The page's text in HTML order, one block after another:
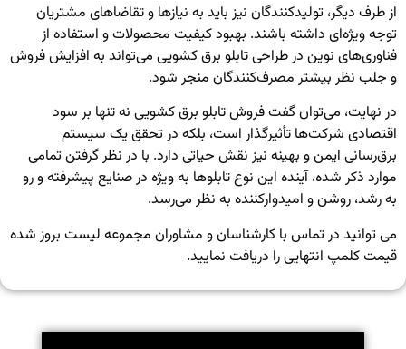
از طرف دیگر، تولیدکنندگان نیز باید به نیازها و تقاضاهای مشتریان
توجه ویژه‌ای داشته باشند. بهبود کیفیت محصولات و استفاده از
فناوری‌های نوین در طراحی تابلو برق کشویی می‌تواند به افزایش فروش
و جلب نظر بیشتر مصرف‌کنندگان منجر شود.
در نهایت، می‌توان گفت فروش تابلو برق کشویی نه تنها بر سود
اقتصادی شرکت‌ها تأثیرگذار است، بلکه در تحقق یک سیستم
برق‌رسانی ایمن و بهینه نیز نقش حیاتی دارد. با در نظر گرفتن تمامی
موارد ذکر شده، آینده این نوع تابلوها به ویژه در صنایع پیشرفته و رو
به رشد، روشن و امیدوارکننده به نظر می‌رسد.
می توانید در تماس با کارشناسان و مشاوران مجموعه لیست بروز شده
قیمت کلمپ انتهاییرا دریافت نمایید.